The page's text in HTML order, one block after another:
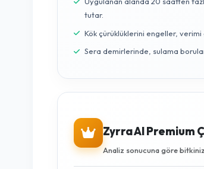
HPA Plus İle
üretim alanlarını
Doğa dostu bu formül,
Faydaları
Tüm zararlı